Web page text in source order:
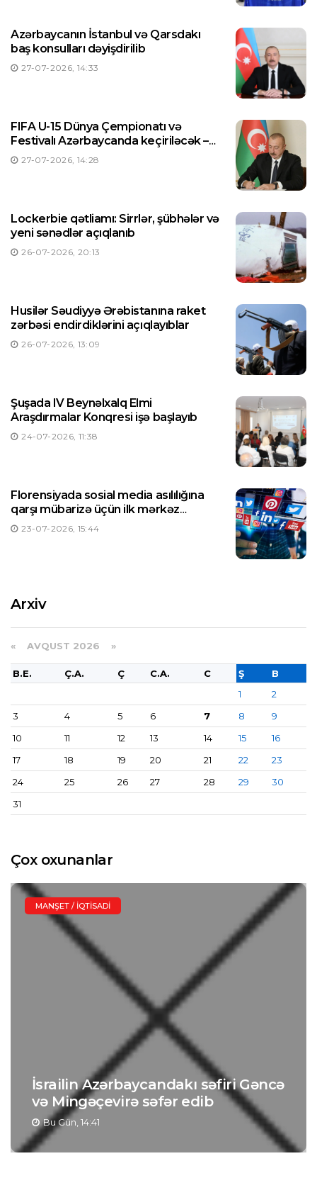
Azərbaycanın İstanbul və Qarsdakı
baş konsulları dəyişdirilib
27-07-2026, 14:33
FIFA U-15 Dünya Çempionatı və
Festivalı Azərbaycanda keçiriləcək –
Prezident Sərəncam imzaladı
27-07-2026, 14:28
Lockerbie qətliamı: Sirrlər, şübhələr və
yeni sənədlər açıqlanıb
26-07-2026, 20:13
Husilər Səudiyyə Ərəbistanına raket
zərbəsi endirdiklərini açıqlayıblar
26-07-2026, 13:09
Şuşada IV Beynəlxalq Elmi
Araşdırmalar Konqresi işə başlayıb
24-07-2026, 11:38
Florensiyada sosial media asılılığına
qarşı mübarizə üçün ilk mərkəz
yaradılıb
23-07-2026, 15:44
Arxiv
« AVQUST 2026 »
B.E. Ç.A. Ç C.A. C Ş
B
1
2
3
4 5 6 7 8
9
10
11 12 13 14 15
16
17
18 19 20 21 22
23
24
25 26 27 28 29
30
31
Çox oxunanlar
MANŞET / İQTISADI
İsrailin Azərbaycandakı səfiri Gəncə
və Mingəçevirə səfər edib
Bu Gün, 14:41